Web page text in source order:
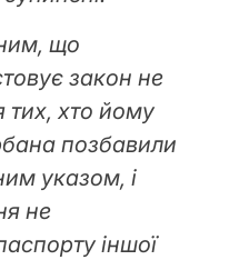
що
закон не
тих, хто йому
позбавили
указом, і
не
іншої